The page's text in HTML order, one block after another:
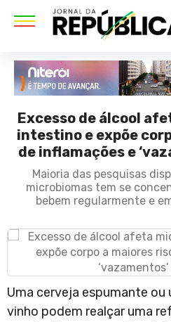
Excesso de álcool
intestino e expõe
de inflamações e
Maioria das pesquisas
microbiomas tem se
bebem regularmente e
Uma cerveja espumante ou
vinho podem realçar uma